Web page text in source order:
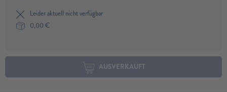
Leider aktuell nicht verfügbar
0,00 €
AUSVERKAUFT